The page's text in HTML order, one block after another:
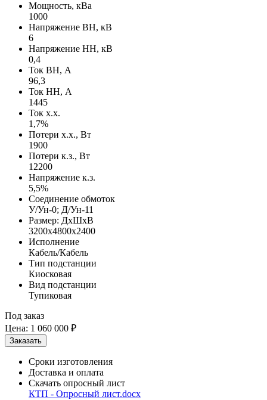
Мощность, кВа
1000
Напряжение ВН, кВ
6
Напряжение НН, кВ
0,4
Ток ВН, А
96,3
Ток НН, А
1445
Ток х.х.
1,7%
Потери х.х., Вт
1900
Потери к.з., Вт
12200
Напряжение к.з.
5,5%
Соединение обмоток
У/Ун-0; Д/Ун-11
Размер: ДхШхВ
3200х4800х2400
Исполнение
Кабель/Кабель
Тип подстанции
Киосковая
Вид подстанции
Тупиковая
Под заказ
Цена: 1 060 000 ₽
Сроки изготовления
Доставка и оплата
Скачать опросный лист
КТП - Опросный лист.docx